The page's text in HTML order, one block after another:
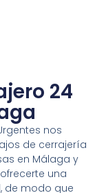
24
nos
de cerrajería
en Málaga y
una
de modo que